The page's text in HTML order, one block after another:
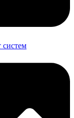
систем